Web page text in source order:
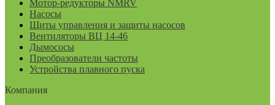
Мотор-редукторы NMRV
Насосы
Щиты управления и защиты насосов
Вентиляторы ВЦ 14-46
Дымососы
Преобразователи частоты
Устройства плавного пуска
Компания